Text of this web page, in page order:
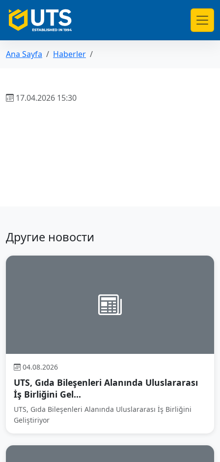
Ana Sayfa Haberler
17.04.2026 15:30
Другие новости
04.08.2026
UTS, Gıda Bileşenleri Alanında Uluslararası
İş Birliğini Gel...
UTS, Gıda Bileşenleri Alanında Uluslararası İş Birliğini
Geliştiriyor